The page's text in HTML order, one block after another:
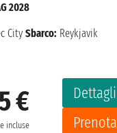
€
incluse
Dettagli
Prenota
2028
City Sbarco: Reykjavik